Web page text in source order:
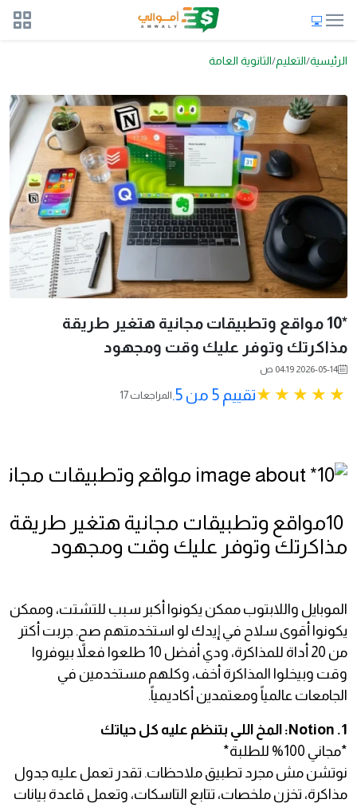
الرئيسية التعليم الثانوية العامة
*10 مواقع وتطبيقات مجانية هتغير طريقة
مذاكرتك وتوفر عليك وقت ومجهود
2026-05-14 04:19 ص
تقييم 5 من 5. 17 المراجعات
10مواقع وتطبيقات مجانية هتغير طريقة
مذاكرتك وتوفر عليك وقت ومجهود
الموبايل واللابتوب ممكن يكونوا أكبر سبب للتشتت، وممكن
يكونوا أقوى سلاح في إيدك لو استخدمتهم صح. جربت أكتر
من 20 أداة للمذاكرة، ودي أفضل 10 طلعوا فعلاً بيوفروا
وقت وبيخلوا المذاكرة أخف، وكلهم مستخدمين في
الجامعات عالمياً ومعتمدين أكاديمياً.
1. Notion: المخ اللي بتنظم عليه كل حياتك
*مجاني 100% للطلبة*
نوتشن مش مجرد تطبيق ملاحظات. تقدر تعمل عليه جدول
مذاكرة، تخزن ملخصات، تتابع التاسكات، وتعمل قاعدة بيانات